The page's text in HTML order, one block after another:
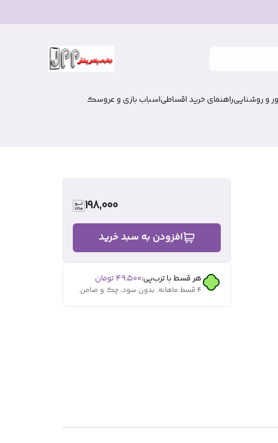
و روشناییراهنمای خرید اقساطیاسباب بازی و عروسک
198,000
افزودن به سبد خرید
هر قسط با ترب‌پی:۴۹٬۵۰۰تومان
۴ قسط ماهانه. بدون سود، چک و ضامن.